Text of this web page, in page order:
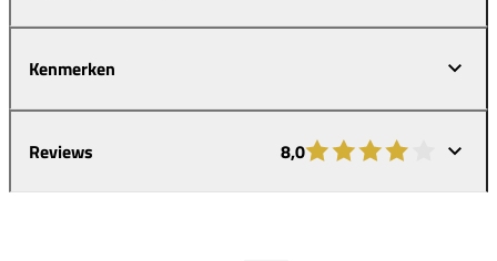
Kenmerken
Reviews 8,0